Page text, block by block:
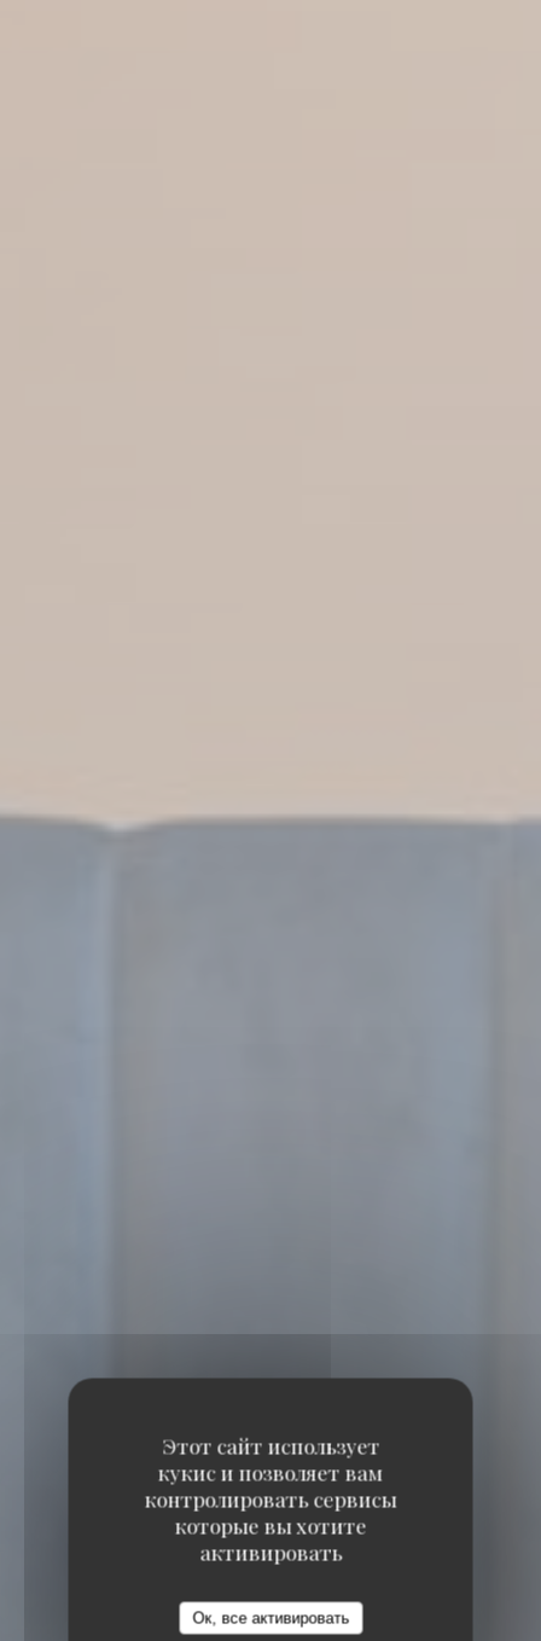
Этот сайт использует
кукис и позволяет вам
контролировать сервисы
которые вы хотите
активировать
Ок, все активировать